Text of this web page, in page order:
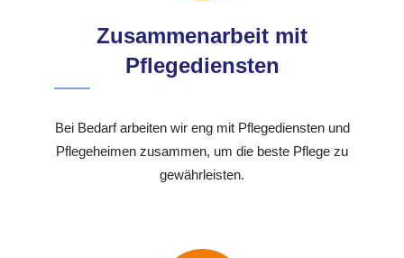
Zusammenarbeit mit
Pflegediensten
Bei Bedarf arbeiten wir eng mit Pflegediensten und
Pflegeheimen zusammen, um die beste Pflege zu
gewährleisten.